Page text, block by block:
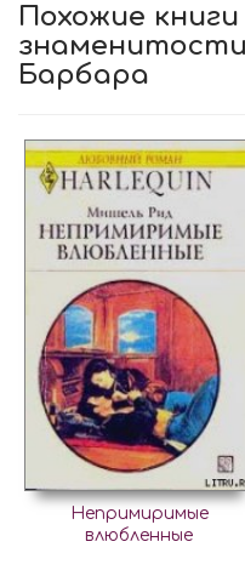
Похожие
Барбара
Непримиримые
влюбленные